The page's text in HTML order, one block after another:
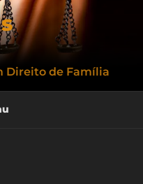
Direito de Família